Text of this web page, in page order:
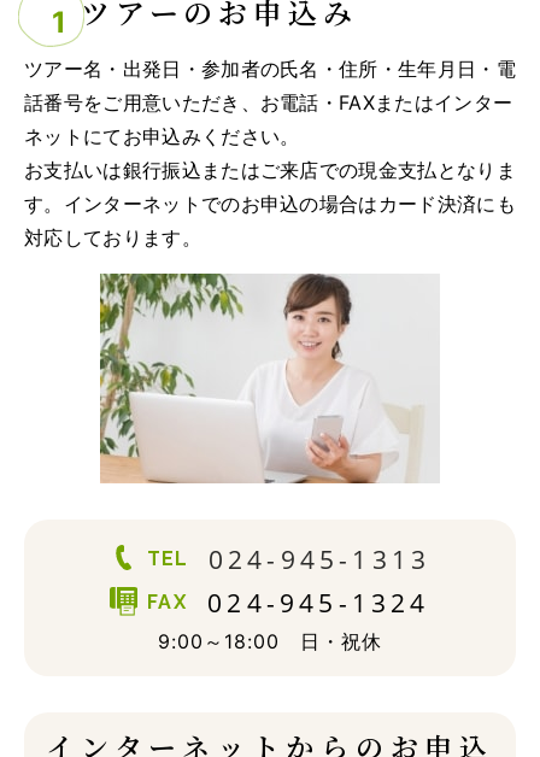
ツアーのお申込み
ツアー名・出発日・参加者の氏名・住所・生年月日・電
話番号をご用意いただき、お電話・FAXまたはインター
ネットにてお申込みください。
お支払いは銀行振込またはご来店での現金支払となりま
す。インターネットでのお申込の場合はカード決済にも
対応しております。
TEL 024-945-1313
FAX 024-945-1324
9:00～18:00 日・祝休
インターネットからのお申込